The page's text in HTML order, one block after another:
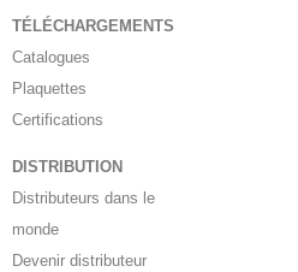
TÉLÉCHARGEMENTS
Catalogues
Plaquettes
Certifications
DISTRIBUTION
Distributeurs dans le
monde
Devenir distributeur